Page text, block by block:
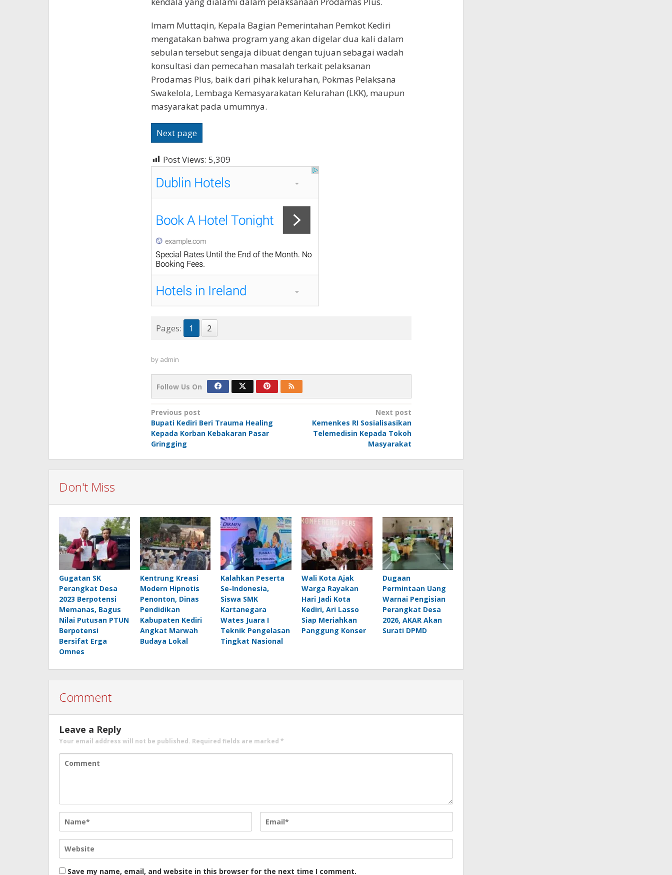
Imam Muttaqin, Kepala Bagian Pemerintahan Pemkot Kediri
mengatakan bahwa program yang akan digelar dua kali dalam
sebulan tersebut sengaja dibuat dengan tujuan sebagai wadah
konsultasi dan pemecahan masalah terkait pelaksanan
Prodamas Plus, baik dari pihak kelurahan, Pokmas Pelaksana
Swakelola, Lembaga Kemasyarakatan Kelurahan (LKK), maupun
masyarakat pada umumnya.
Next page
Post Views: 5,309
Pages: 1 2
by admin
Follow Us On
Post
navigation
Previous post
Bupati Kediri Beri Trauma Healing
Kepada Korban Kebakaran Pasar
Gringging
Next post
Kemenkes RI Sosialisasikan
Telemedisin Kepada Tokoh
Masyarakat
Don't Miss
Gugatan SK
Perangkat Desa
2023 Berpotensi
Memanas, Bagus
Nilai Putusan PTUN
Berpotensi
Bersifat Erga
Omnes
Kentrung Kreasi
Modern Hipnotis
Penonton, Dinas
Pendidikan
Kabupaten Kediri
Angkat Marwah
Budaya Lokal
Kalahkan Peserta
Se-Indonesia,
Siswa SMK
Kartanegara
Wates Juara I
Teknik Pengelasan
Tingkat Nasional
Wali Kota Ajak
Warga Rayakan
Hari Jadi Kota
Kediri, Ari Lasso
Siap Meriahkan
Panggung Konser
Dugaan
Permintaan Uang
Warnai Pengisian
Perangkat Desa
2026, AKAR Akan
Surati DPMD
Comment
Leave a Reply
Your email address will not be published. Required fields are marked *
Save my name, email, and website in this browser for the next time I comment.